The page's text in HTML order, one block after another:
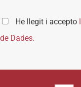
He llegit i accepto
de Dades.